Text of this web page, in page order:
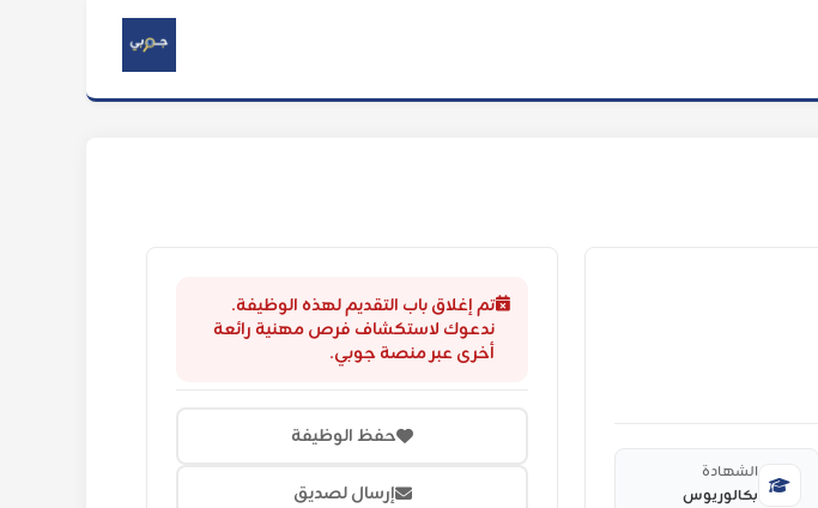
بكالوريوس
الشهادة
تم إغلاق باب التقديم لهذه الوظيفة.
ندعوك لاستكشاف فرص مهنية رائعة
أخرى عبر منصة جوبي.
حفظ الوظيفة
إرسال لصديق